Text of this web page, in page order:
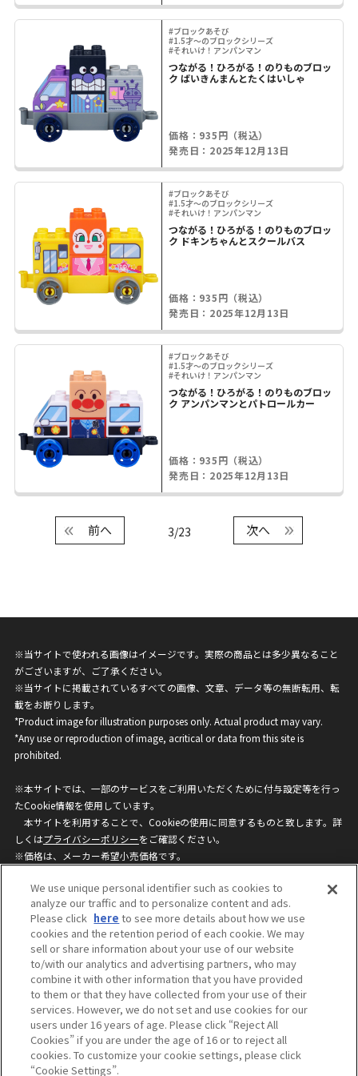
#ブロックあそび
#1.5才～のブロックシリーズ
#それいけ！アンパンマン
つながる！ひろがる！のりものブロッ
ク ばいきんまんとたくはいしゃ
価格：935円（税込）
発売日：2025年12月13日
#ブロックあそび
#1.5才～のブロックシリーズ
#それいけ！アンパンマン
つながる！ひろがる！のりものブロッ
ク ドキンちゃんとスクールバス
価格：935円（税込）
発売日：2025年12月13日
#ブロックあそび
#1.5才～のブロックシリーズ
#それいけ！アンパンマン
つながる！ひろがる！のりものブロッ
ク アンパンマンとパトロールカー
価格：935円（税込）
発売日：2025年12月13日
3/23
前へ 次へ
※当サイトで使われる画像はイメージです。実際の商品とは多少異なること
がございますが、ご了承ください。
※当サイトに掲載されているすべての画像、文章、データ等の無断転用、転
載をお断りします。
*Product image for illustration purposes only. Actual product may vary.
*Any use or reproduction of image, acritical or data from this site is
prohibited.
※本サイトでは、一部のサービスをご利用いただくために付与設定等を行っ
たCookie情報を使用しています。
本サイトを利用することで、Cookieの使用に同意するものと致します。詳
しくはプライバシーポリシーをご確認ください。
※価格は、メーカー希望小売価格です。
ざいますのでご了承ください。
privacypolicy
Do Not Sell or Share My
Personal Information
ウェブサイトご利用条件
ソーシャルメディアポリシー
個人情報保護方針
お問い合わせ
©BANDAI
We use unique personal identifier such as cookies to
analyze our traffic and to personalize content and ads.
Please click here to see more details about how we use
cookies and the retention period of each cookie. We may
sell or share information about your use of our website
to/with our analytics and advertising partners, who may
combine it with other information that you have provided
to them or that they have collected from your use of their
services. However, we do not set and use cookies for our
users under 16 years of age. Please click “Reject All
Cookies” if you are under the age of 16 or to reject all
cookies. To customize your cookie settings, please click
“Cookie Settings”.